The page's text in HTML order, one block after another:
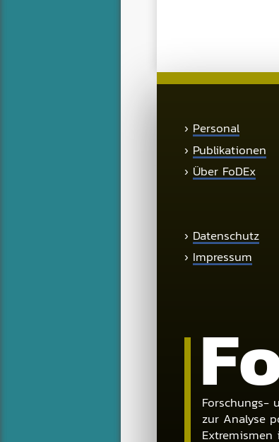
› Personal
› Publikationen
› Über FoDEx
› Datenschutz
› Impressum
Forschungs-
zur Analyse
Extremismen